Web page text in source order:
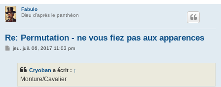
Fabulo
Dieu d'après le panthéon
Re: Permutation - ne vous fiez pas aux apparences
Mjeu. juil. 06, 2017 11:03 pm
Cryoban a écrit : ↑
Monture/Cavalier